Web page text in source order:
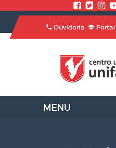
Ouvidoria Portal